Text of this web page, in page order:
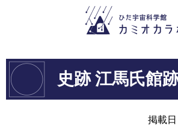
ー
本
文
史跡 江馬氏館
掲載